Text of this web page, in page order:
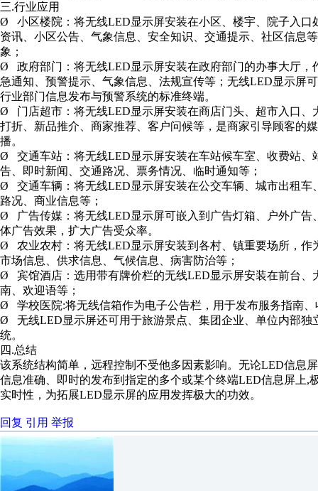
三.行业应用
Ø 小区楼院：将无线LED显示屏安装在小区、楼宇、院子入口
资讯、小区公告、气象信息、安全知识、交通提示、社区信息
象；
Ø 政府部门：将无线LED显示屏安装在政府部门的办事大厅，
急通知、预警提示、气象信息、法规宣传等；无线LED显示屏
行业部门信息发布与预警系统的标准终端。
Ø 门店超市：将无线LED显示屏安装在商店门头、超市入口、
打折、新品推介、商家推荐、客户问候等，是商家引导顾客的
播。
Ø 交通车站：将无线LED显示屏安装在车站候车室、收费站、
告、即时新闻、交通路况、票务情况、临时通知等；
Ø 交通车辆：将无线LED显示屏安装在公交车辆、城市出租车
路况、商业信息等；
Ø 广告传媒：将无线LED显示屏可嵌入到广告灯箱、户外广告
体广告效果，扩大广告受众率。
Ø 农业农村：将无线LED显示屏安装到各村、镇重要场所，作
市场信息、供求信息、气候信息、病害防治等；
Ø 宾馆酒店：选用带有牌价栏的无线LED显示屏安装在前台、
南、欢迎语等；
Ø 学校医院:将无线信箱作为电子公告栏，用于发布服务指南
Ø 无线LED显示屏还可用于旅游景点、集团企业、单位内部独
统。
四.总结
该系统结构简单，远程控制不受他多因素影响。无论LED信息
信息准确、即时的发布到指定的多个或某个终端LED信息屏上
实时性，为拓展LED显示屏的应用发挥极大的功效。
回复 引用 举报